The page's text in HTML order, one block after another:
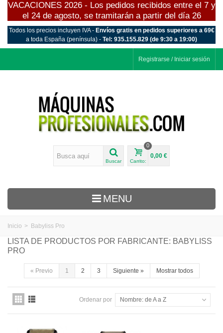
VACACIONES 2026 - Los pedidos recibidos entre el 7 y
el 24 de agosto, se tramitarán a partir del día 26
Todos los precios incluyen IVA - Envíos gratis en pedidos superiores a 69€
a toda España (península) - Tel: 935.155.829 (de 9:30 a 19:00)
Registrarse / Iniciar sesión
Buscar Carrito:
0
0,00 €
MENU
Inicio > Babyliss Pro
LISTA DE PRODUCTOS POR FABRICANTE: BABYLISS
PRO
« Previo 1 2 3 Siguiente » Mostrar todos
Ordenar por Nombre: de A a Z